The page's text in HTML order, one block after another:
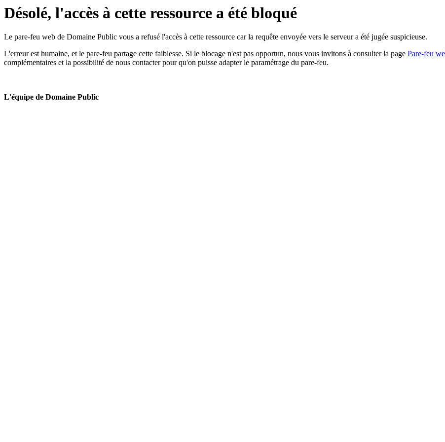
Désolé, l'accès à cette ressource a été bloqué
Le pare-feu web de Domaine Public vous a refusé l'accès à cette ressource car la requête envoyée vers le serveur a été jugée suspicieuse.
L'erreur est humaine, et le pare-feu partage cette faiblesse. Si le blocage n'est pas opportun, nous vous invitons à consulter la page Pare-feu
complémentaires et la possibilité de nous contacter pour qu'on puisse adapter le paramétrage du pare-feu.
L'équipe de Domaine Public